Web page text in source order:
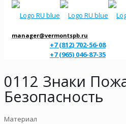
manager@vermontspb.ru
+7 (812) 702-56-08
+7 (965) 046-87-35
0112 Знаки
Безопасность
Материал